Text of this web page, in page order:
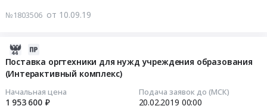
№1803506 от 10.09.19
Поставка оргтехники для нужд учреждения образования
(Интерактивный комплекс)
Начальная цена
1 953 600 ₽
Подача заявок до (МСК)
20.02.2019 00:00